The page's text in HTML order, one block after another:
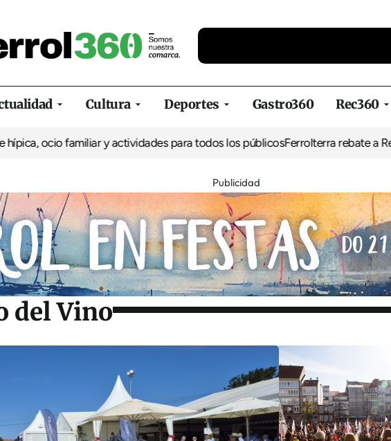
Cultura Deportes Gastro360 Rec360
familiar y actividades para todos los públicosFerrolterra rebate a Renfe y
Publicidad
del Vino